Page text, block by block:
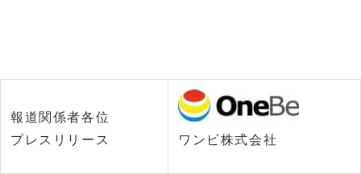
報道関係者各位
プレスリリース
ワンビ株式会社